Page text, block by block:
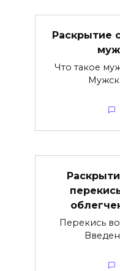
Раскрытие
Что такое
Перекись